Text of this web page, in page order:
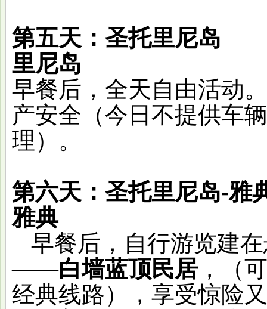
第五天：圣托里尼岛
里尼岛
早餐后， 全天自由活动。
产安全（今日不提供车
理） 。
第六天：圣托里尼岛-
雅典
早餐后，自行游览建
——白墙蓝顶民居 ，（
经典线路），享受惊险